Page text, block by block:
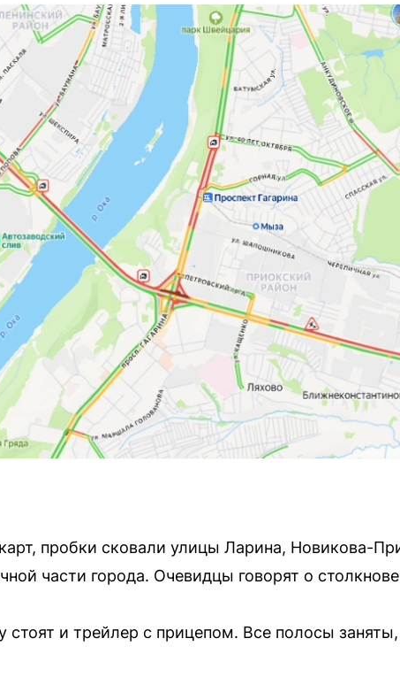
пробки сковали улицы Ларина, Новикова-
части города. Очевидцы говорят о
стоят и трейлер с прицепом. Все полосы